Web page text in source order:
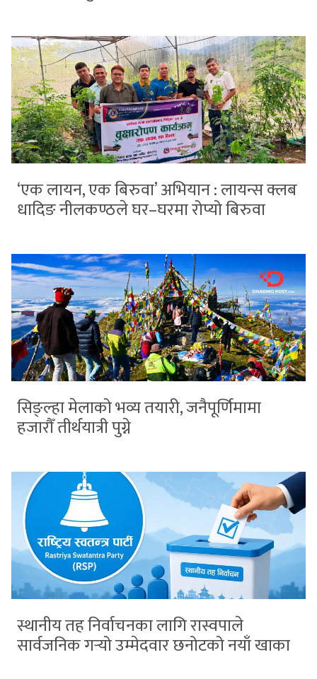
‘एक लायन, एक बिरुवा’ अभियान : लायन्स क्लब
धादिङ नीलकण्ठले घर–घरमा रोप्यो बिरुवा
सिङ्ल्हा मेलाको भव्य तयारी, जनैपूर्णिमामा
हजारौँ तीर्थयात्री पुग्ने
स्थानीय तह निर्वाचनका लागि रास्वपाले
सार्वजनिक गर्‍यो उम्मेदवार छनोटको नयाँ खाका